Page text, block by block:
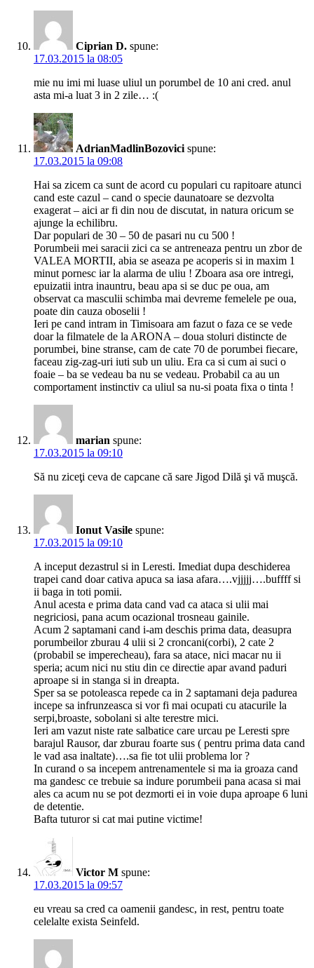
Ciprian D. spune:
17.03.2015 la 08:05
mie nu imi mi luase uliul un porumbel de 10 ani cred. anul
asta mi-a luat 3 in 2 zile… :(
AdrianMadlinBozovici spune:
17.03.2015 la 09:08
Hai sa zicem ca sunt de acord cu populari cu rapitoare atunci
cand este cazul – cand o specie daunatoare se dezvolta
exagerat – aici ar fi din nou de discutat, in natura oricum se
ajunge la echilibru.
Dar populari de 30 – 50 de pasari nu cu 500 !
Porumbeii mei saracii zici ca se antreneaza pentru un zbor de
VALEA MORTII, abia se aseaza pe acoperis si in maxim 1
minut pornesc iar la alarma de uliu ! Zboara asa ore intregi,
epuizatii intra inauntru, beau apa si se duc pe oua, am
observat ca masculii schimba mai devreme femelele pe oua,
poate din cauza oboselii !
Ieri pe cand intram in Timisoara am fazut o faza ce se vede
doar la filmatele de la ARONA – doua stoluri distincte de
porumbei, bine stranse, cam de cate 70 de porumbei fiecare,
faceau zig-zag-uri iuti sub un uliu. Era ca si cum ai suci o
foaie – ba se vedeau ba nu se vedeau. Probabil ca au un
comportament instinctiv ca uliul sa nu-si poata fixa o tinta !
marian spune:
17.03.2015 la 09:10
Să nu ziceţi ceva de capcane că sare Jigod Dilă şi vă muşcă.
Ionut Vasile spune:
17.03.2015 la 09:10
A inceput dezastrul si in Leresti. Imediat dupa deschiderea
trapei cand doar cativa apuca sa iasa afara….vjjjjj….buffff si
ii baga in toti pomii.
Anul acesta e prima data cand vad ca ataca si ulii mai
negriciosi, pana acum ocazional trosneau gainile.
Acum 2 saptamani cand i-am deschis prima data, deasupra
porumbeilor zburau 4 ulii si 2 croncani(corbi), 2 cate 2
(probabil se imperecheau), fara sa atace, nici macar nu ii
speria; acum nici nu stiu din ce directie apar avand paduri
aproape si in stanga si in dreapta.
Sper sa se potoleasca repede ca in 2 saptamani deja padurea
incepe sa infrunzeasca si vor fi mai ocupati cu atacurile la
serpi,broaste, sobolani si alte terestre mici.
Ieri am vazut niste rate salbatice care urcau pe Leresti spre
barajul Rausor, dar zburau foarte sus ( pentru prima data cand
le vad asa inaltate)….sa fie tot ulii problema lor ?
In curand o sa incepem antrenamentele si ma ia groaza cand
ma gandesc ce trebuie sa indure porumbeii pana acasa si mai
ales ca acum nu se pot dezmorti ei in voie dupa aproape 6 luni
de detentie.
Bafta tuturor si cat mai putine victime!
Victor M spune:
17.03.2015 la 09:57
eu vreau sa cred ca oamenii gandesc, in rest, pentru toate
celelalte exista Seinfeld.